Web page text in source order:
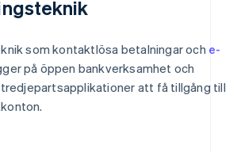
som kontaktlösa betalningar och e-
på öppen bankverksamhet och
att få tillgång till